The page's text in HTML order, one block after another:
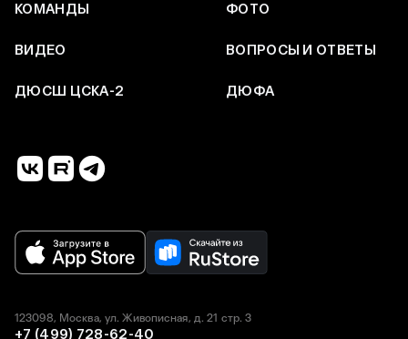
КОМАНДЫ ФОТО
ВИДЕО ВОПРОСЫ И ОТВЕТЫ
ДЮСШ ЦСКА-2 ДЮФА
123098, Москва, ул. Живописная, д. 21 стр. 3
+7 (499) 728-62-40